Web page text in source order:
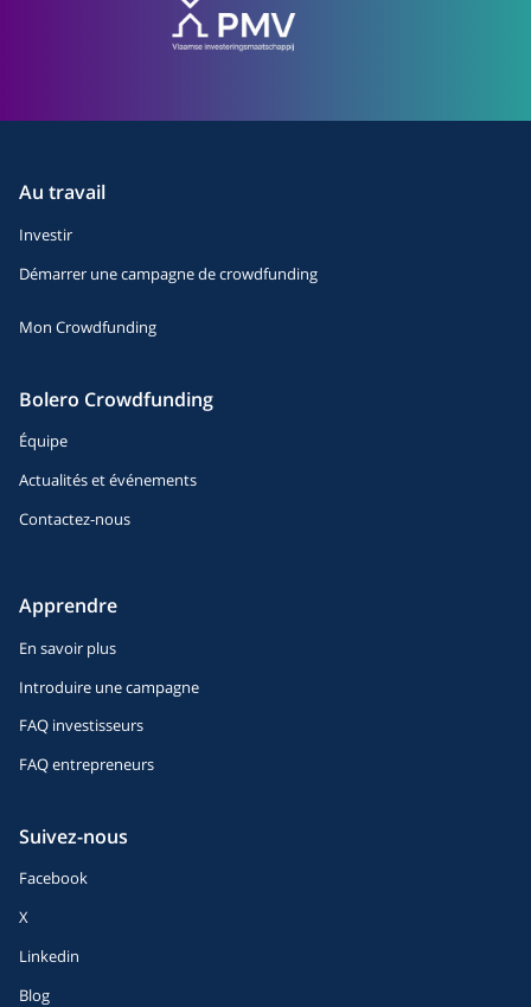
Au travail
Investir
Démarrer une campagne de crowdfunding
Mon Crowdfunding
Bolero Crowdfunding
Équipe
Actualités et événements
Contactez-nous
Apprendre
En savoir plus
Introduire une campagne
FAQ investisseurs
FAQ entrepreneurs
Suivez-nous
Facebook
X
Linkedin
Blog